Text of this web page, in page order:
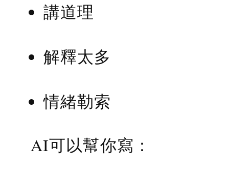
講道理
解釋太多
情緒勒索
AI可以幫你寫：